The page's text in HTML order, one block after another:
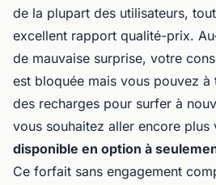
de la plupart des utilisateurs,
excellent rapport qualité-prix.
de mauvaise surprise, votre
est bloquée mais vous pouvez à
des recharges pour surfer à
vous souhaitez aller encore plus
disponible en option à
Ce forfait sans engagement